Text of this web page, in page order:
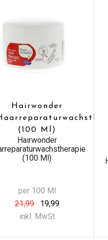
Hairwonder
(100 Ml)
Hairwonder
(100 Ml)
per 100 Ml
21,99
19,99
inkl. MwSt